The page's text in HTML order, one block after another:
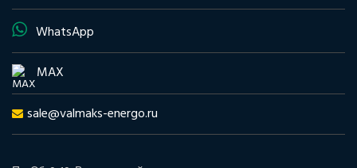
WhatsApp
MAX
sale@valmaks-energo.ru